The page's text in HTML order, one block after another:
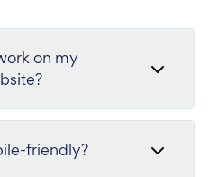
on my
friendly?